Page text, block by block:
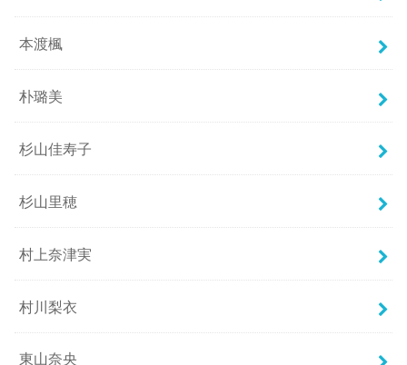
本渡楓
朴璐美
杉山佳寿子
杉山里穂
村上奈津実
村川梨衣
東山奈央